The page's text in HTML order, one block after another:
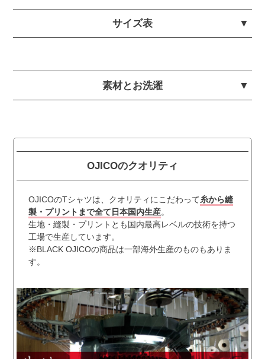
サイズ表
素材とお洗濯
OJICOのクオリティ
OJICOのTシャツは、クオリティにこだわって糸から縫
製・プリントまで全て日本国内生産。
生地・縫製・プリントとも国内最高レベルの技術を持つ
工場で生産しています。
※BLACK OJICOの商品は一部海外生産のものもありま
す。